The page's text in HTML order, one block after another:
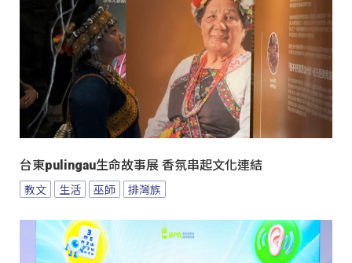
台東pulingau生命故事展 香氛串起文化連結
教文 生活 巫師 排灣族